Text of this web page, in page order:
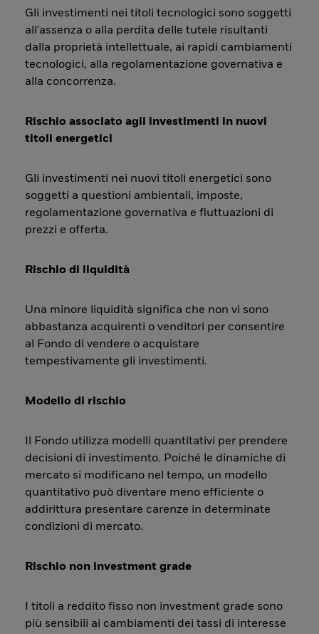
Gli investimenti nei titoli tecnologici sono soggetti
all'assenza o alla perdita delle tutele risultanti
dalla proprietà intellettuale, ai rapidi cambiamenti
tecnologici, alla regolamentazione governativa e
alla concorrenza.
Rischio associato agli investimenti in nuovi
titoli energetici
Gli investimenti nei nuovi titoli energetici sono
soggetti a questioni ambientali, imposte,
regolamentazione governativa e fluttuazioni di
prezzi e offerta.
Rischio di liquidità
Una minore liquidità significa che non vi sono
abbastanza acquirenti o venditori per consentire
al Fondo di vendere o acquistare
tempestivamente gli investimenti.
Modello di rischio
Il Fondo utilizza modelli quantitativi per prendere
decisioni di investimento. Poiché le dinamiche di
mercato si modificano nel tempo, un modello
quantitativo può diventare meno efficiente o
addirittura presentare carenze in determinate
condizioni di mercato.
Rischio non investment grade
I titoli a reddito fisso non investment grade sono
più sensibili ai cambiamenti dei tassi di interesse